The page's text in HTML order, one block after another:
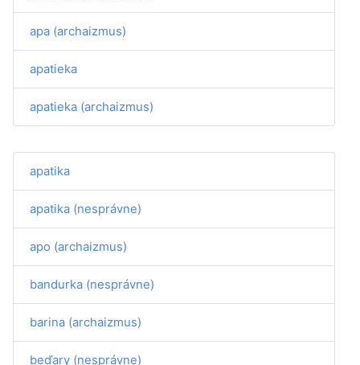
apa (archaizmus)
apatieka
apatieka (archaizmus)
apatika
apatika (nesprávne)
apo (archaizmus)
bandurka (nesprávne)
barina (archaizmus)
beďary (nesprávne)